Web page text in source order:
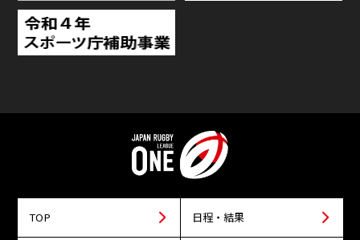
TOP 日程・結果